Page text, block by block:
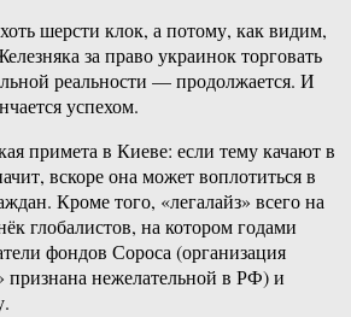
шерсти клок, а потому, как видим,
за право украинок торговать
реальности — продолжается. И
успехом.
примета в Киеве: если тему качают в
вскоре она может воплотиться в
Кроме того, «легалайз» всего на
глобалистов, на котором годами
фондов Сороса (организация
признана нежелательной в РФ) и